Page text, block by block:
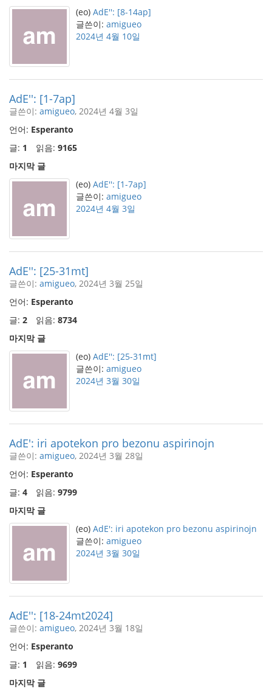
(eo) AdE'': [8-14ap]
글쓴이: amigueo
2024년 4월 10일
AdE'': [1-7ap]
글쓴이: amigueo, 2024년 4월 3일
언어: Esperanto
글: 1 읽음: 9165
마지막 글
(eo) AdE'': [1-7ap]
글쓴이: amigueo
2024년 4월 3일
AdE'': [25-31mt]
글쓴이: amigueo, 2024년 3월 25일
언어: Esperanto
글: 2 읽음: 8734
마지막 글
(eo) AdE'': [25-31mt]
글쓴이: amigueo
2024년 3월 30일
AdE': iri apotekon pro bezonu aspirinojn
글쓴이: amigueo, 2024년 3월 28일
언어: Esperanto
글: 4 읽음: 9799
마지막 글
(eo) AdE': iri apotekon pro bezonu aspirinojn
글쓴이: amigueo
2024년 3월 30일
AdE'': [18-24mt2024]
글쓴이: amigueo, 2024년 3월 18일
언어: Esperanto
글: 1 읽음: 9699
마지막 글